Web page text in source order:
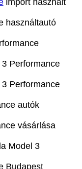
import használt
használtautó
Performance
Performance
autók
vásárlása
Model 3
Budapest